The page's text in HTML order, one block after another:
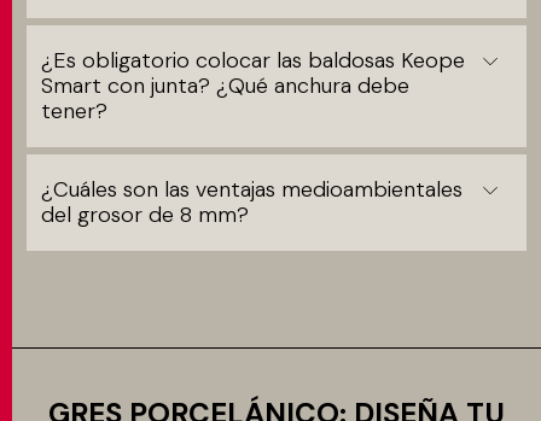
¿Es obligatorio colocar las baldosas Keope
Smart con junta? ¿Qué anchura debe
tener?
¿Cuáles son las ventajas medioambientales
del grosor de 8 mm?
GRES PORCELÁNICO: DISEÑA TU